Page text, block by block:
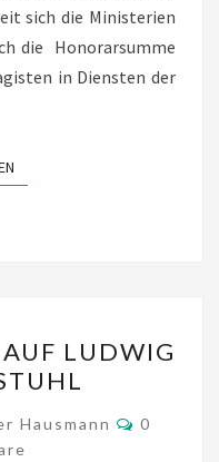
sich die Ministerien
die Honorarsumme
in Diensten der
WEITERLESEN
LUDWIG
Hausmann
0